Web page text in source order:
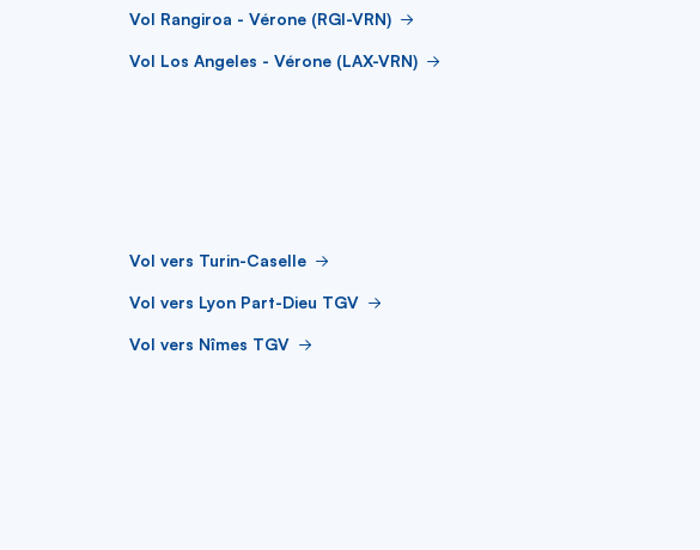
Vol Rangiroa - Vérone (RGI-VRN)
Vol Los Angeles - Vérone (LAX-VRN)
Vol vers Turin-Caselle
Vol vers Lyon Part-Dieu TGV
Vol vers Nîmes TGV